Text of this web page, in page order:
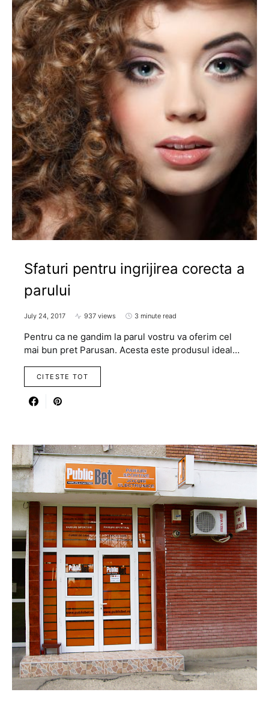
Sfaturi pentru ingrijirea corecta a
parului
July 24, 2017 937 views 3 minute read
Pentru ca ne gandim la parul vostru va oferim cel
mai bun pret Parusan. Acesta este produsul ideal…
CITESTE TOT